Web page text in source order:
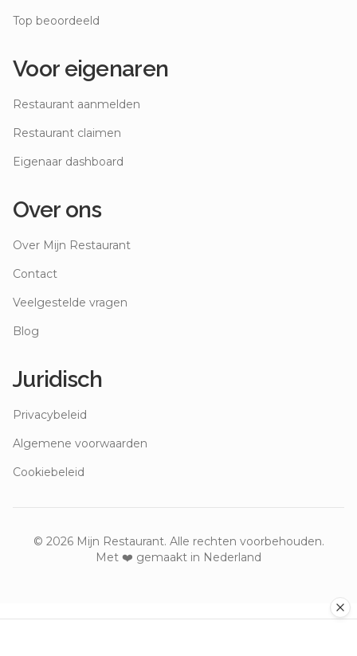
Top beoordeeld
Voor eigenaren
Restaurant aanmelden
Restaurant claimen
Eigenaar dashboard
Over ons
Over Mijn Restaurant
Contact
Veelgestelde vragen
Blog
Juridisch
Privacybeleid
Algemene voorwaarden
Cookiebeleid
© 2026Mijn Restaurant. Alle rechten voorbehouden.
Met ❤️ gemaakt in Nederland